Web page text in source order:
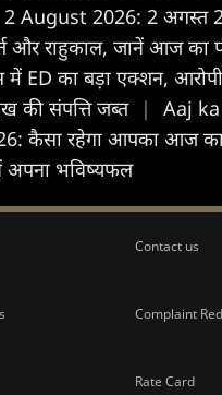
August 2026: 2 अगस्त
और राहुकाल, जानें आज का
ED का बड़ा एक्शन,
की संपत्ति जब्त |
Aaj
कैसा रहेगा आपका आज
भविष्यफल
Contact us
Complaint
Rate Card